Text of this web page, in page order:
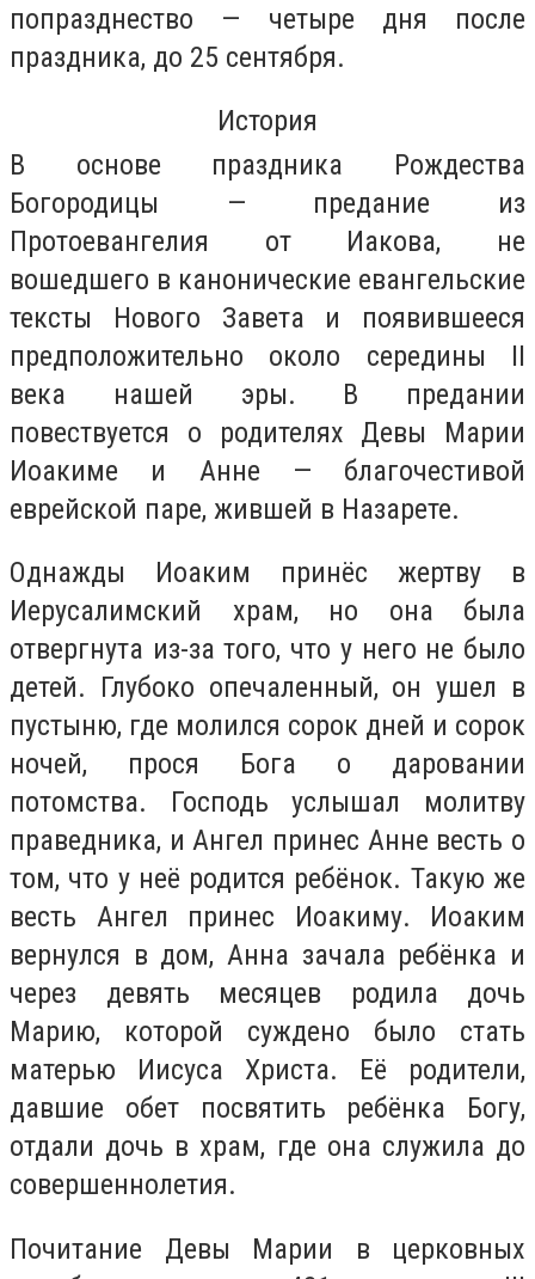
попразднество — четыре дня после
праздника, до 25 сентября.
История
В основе праздника Рождества
Богородицы — предание из
Протоевангелия от Иакова, не
вошедшего в канонические евангельские
тексты Нового Завета и появившееся
предположительно около середины II
века нашей эры. В предании
повествуется о родителях Девы Марии
Иоакиме и Анне — благочестивой
еврейской паре, жившей в Назарете.
Однажды Иоаким принёс жертву в
Иерусалимский храм, но она была
отвергнута из-за того, что у него не было
детей. Глубоко опечаленный, он ушел в
пустыню, где молился сорок дней и сорок
ночей, прося Бога о даровании
потомства. Господь услышал молитву
праведника, и Ангел принес Анне весть о
том, что у неё родится ребёнок. Такую же
весть Ангел принес Иоакиму. Иоаким
вернулся в дом, Анна зачала ребёнка и
через девять месяцев родила дочь
Марию, которой суждено было стать
матерью Иисуса Христа. Её родители,
давшие обет посвятить ребёнка Богу,
отдали дочь в храм, где она служила до
совершеннолетия.
Почитание Девы Марии в церковных